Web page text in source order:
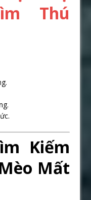
Thú
Kiếm
Mất